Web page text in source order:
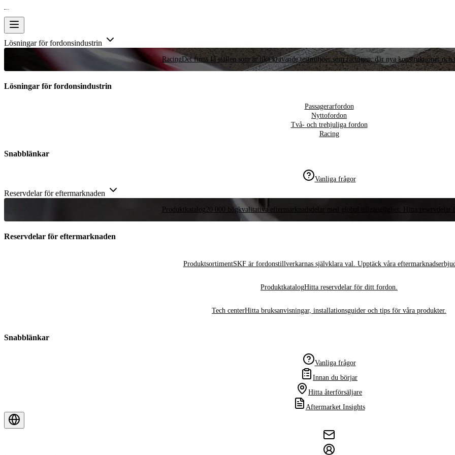
Lösningar för fordonsindustrin
RacingDet finns få ställen som är lika krävande testmiljöer som racingen, där nya konstruktioner och
Lösningar för fordonsindustrin
Passagerarfordon
Nyttofordon
Två- och trehjuliga fordon
Racing
Snabblänkar
Vanliga frågor
Reservdelar för eftermarknaden
Produktkatalog20 000 högkvalitativa eftermarknadsdelar med global tillgänglighet. Hitta reservdelar
Reservdelar för eftermarknaden
ProduktsortimentSKF är fordonstillverkarnas självklara val. Upptäck våra
ProduktkatalogHitta reservdelar för ditt fordon.
Tech centerHitta bruksanvisningar, installationsguider och tips för våra produkter.
Snabblänkar
Vanliga frågor
Innan du börjar
Hitta återförsäljare
Aftermarket Insights